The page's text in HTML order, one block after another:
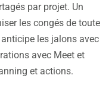
par projet. Un
les congés de toute
anticipe les jalons avec
avec Meet et
et actions.